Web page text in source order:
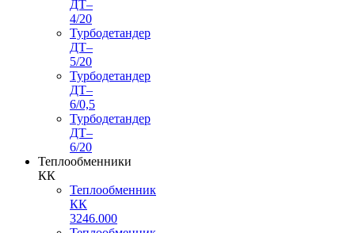
ДТ–
4/20
Турбодетандер
ДТ–
5/20
Турбодетандер
ДТ–
6/0,5
Турбодетандер
ДТ–
6/20
Теплообменники
КК
Теплообменник
КК
3246.000